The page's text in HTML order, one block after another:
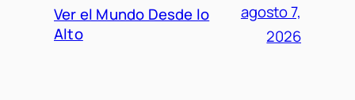
Ver el Mundo Desde lo
Alto
agosto 7,
2026